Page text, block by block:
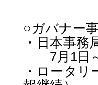
○ガバナー
・日本事務
7月1日
・ロータ